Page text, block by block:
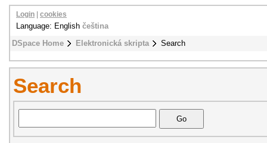
DSpace Home Elektronická skripta Search
Login cookies
Language: English čeština
Search